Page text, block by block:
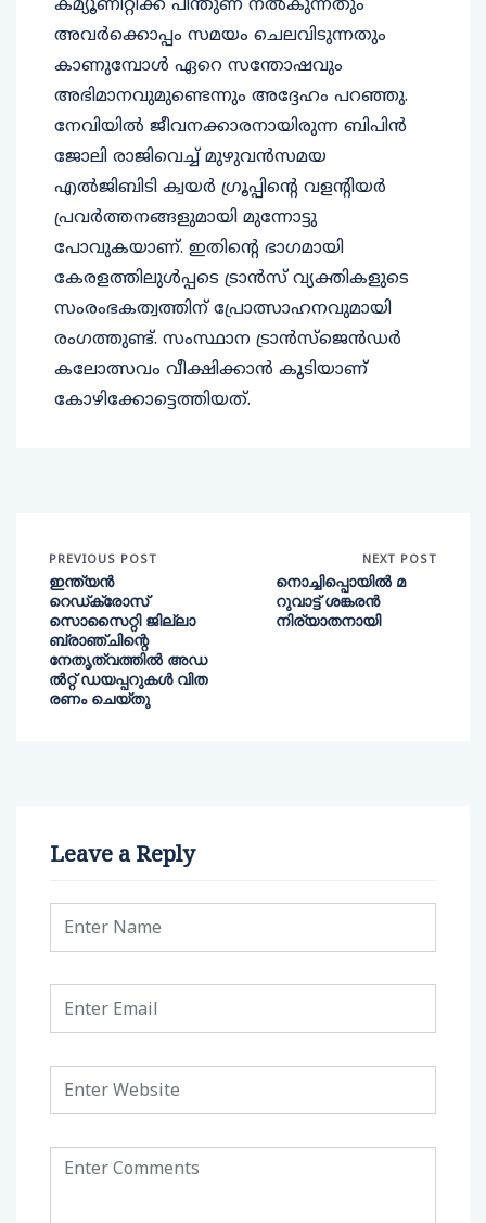
കമ്യൂണിറ്റിക്ക് പിന്തുണ നല്‍കുന്നതും
അവര്‍ക്കൊപ്പം സമയം ചെലവിടുന്നതും
കാണുമ്പോള്‍ ഏറെ സന്തോഷവും
അഭിമാനവുമുണ്ടെന്നും അദ്ദേഹം പറഞ്ഞു.
നേവിയില്‍ ജീവനക്കാരനായിരുന്ന ബിപിന്‍
ജോലി രാജിവെച്ച് മുഴുവന്‍സമയ
എല്‍ജിബിടി ക്വയര്‍ ഗ്രൂപ്പിന്റെ വളന്റിയര്‍
പ്രവര്‍ത്തനങ്ങളുമായി മുന്നോട്ടു
പോവുകയാണ്. ഇതിന്റെ ഭാഗമായി
കേരളത്തിലുള്‍പ്പടെ ട്രാന്‍സ് വ്യക്തികളുടെ
സംരംഭകത്വത്തിന് പ്രോത്സാഹനവുമായി
രംഗത്തുണ്ട്. സംസ്ഥാന ട്രാന്‍സ്‌ജെന്‍ഡര്‍
കലോത്സവം വീക്ഷിക്കാന്‍ കൂടിയാണ്
കോഴിക്കോട്ടെത്തിയത്.
PREVIOUS POST
ഇന്ത്യന്‍
റെഡ്‌ക്രോസ്
സൊസൈറ്റി ജില്ലാ
ബ്രാഞ്ചിന്റെ
നേതൃത്വത്തില്‍ അഡ
ല്‍റ്റ് ഡയപ്പറുകള്‍ വിത
രണം ചെയ്തു
NEXT POST
നൊച്ചിപ്പൊയിൽ മ
റുവാട്ട് ശങ്കരൻ
നിര്യാതനായി
Leave a Reply